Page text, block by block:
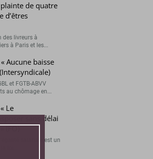
de quatre
d’êtres
des livreurs à
à Paris et les...
Aucune baisse
et FGTB-ABVV
au chômage en...
Le
sans délai
(FO)
salariale est un
loi...